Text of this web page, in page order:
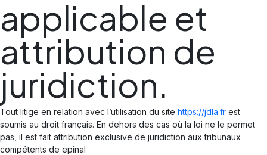
applicable et
attribution de
juridiction.
Tout litige en relation avec l’utilisation du site https://jdla.fr est
soumis au droit français. En dehors des cas où la loi ne le permet
pas, il est fait attribution exclusive de juridiction aux tribunaux
compétents de epinal